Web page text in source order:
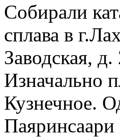
Собирали
сплава в
Заводская,
Изначально
Кузнечное.